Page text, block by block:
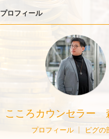
プロフィール
こころカウンセラー
プロフィール ピグの